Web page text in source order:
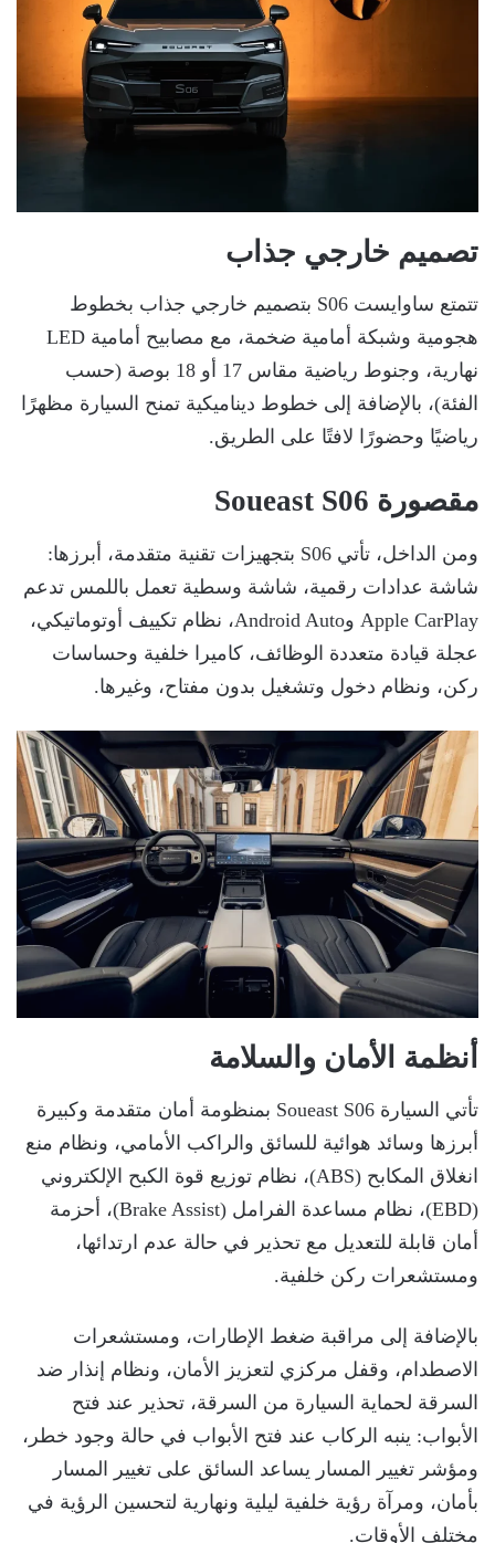
تصميم خارجي جذاب
تتمتع ساوايست S06 بتصميم خارجي جذاب بخطوط
هجومية وشبكة أمامية ضخمة، مع مصابيح أمامية LED
نهارية، وجنوط رياضية مقاس 17 أو 18 بوصة (حسب
الفئة)، بالإضافة إلى خطوط ديناميكية تمنح السيارة مظهرًا
رياضيًا وحضورًا لافتًا على الطريق.
مقصورة Soueast S06
ومن الداخل، تأتي S06 بتجهيزات تقنية متقدمة، أبرزها:
شاشة عدادات رقمية، شاشة وسطية تعمل باللمس تدعم
Apple CarPlay وAndroid Auto، نظام تكييف أوتوماتيكي،
عجلة قيادة متعددة الوظائف، كاميرا خلفية وحساسات
ركن، ونظام دخول وتشغيل بدون مفتاح، وغيرها.
أنظمة الأمان والسلامة
تأتي السيارة Soueast S06 بمنظومة أمان متقدمة وكبيرة
أبرزها وسائد هوائية للسائق والراكب الأمامي، ونظام منع
انغلاق المكابح (ABS)، نظام توزيع قوة الكبح الإلكتروني
(EBD)، نظام مساعدة الفرامل (Brake Assist)، أحزمة
أمان قابلة للتعديل مع تحذير في حالة عدم ارتدائها،
ومستشعرات ركن خلفية.
بالإضافة إلى مراقبة ضغط الإطارات، ومستشعرات
الاصطدام، وقفل مركزي لتعزيز الأمان، ونظام إنذار ضد
السرقة لحماية السيارة من السرقة، تحذير عند فتح
الأبواب: ينبه الركاب عند فتح الأبواب في حالة وجود خطر،
ومؤشر تغيير المسار يساعد السائق على تغيير المسار
بأمان، ومرآة رؤية خلفية ليلية ونهارية لتحسين الرؤية في
مختلف الأوقات.